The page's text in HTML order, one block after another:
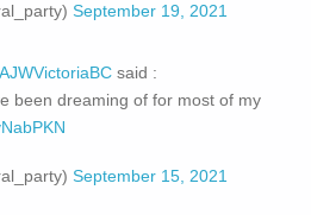
September 19, 2021
said :
been dreaming of for most of my
September 15, 2021